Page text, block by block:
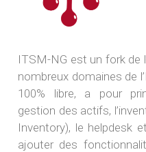
ITSM-NG est un fork de
nombreux domaines de
100% libre, a pour
gestion des actifs,
Inventory), le helpdesk
ajouter des